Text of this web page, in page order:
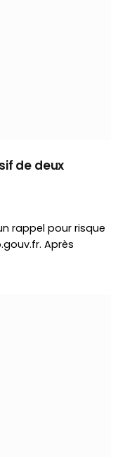
de deux
rappel pour risque
Après